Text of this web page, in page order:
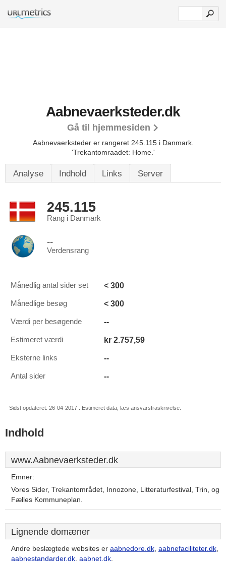
Aabnevaerksteder.dk
Gå til hjemmesiden
Aabnevaerksteder er rangeret 245.115 i Danmark.
'Trekantomraadet: Home.'
Analyse Indhold Links Server
245.115
Rang i Danmark
--
Verdensrang
Månedlig antal sider set < 300
Månedlige besøg < 300
Værdi per besøgende --
Estimeret værdi kr 2.757,59
Eksterne links --
Antal sider --
Sidst opdateret: 26-04-2017 . Estimeret data, læs ansvarsfraskrivelse.
Indhold
www.Aabnevaerksteder.dk
Emner:
Vores Sider, Trekantområdet, Innozone, Litteraturfestival, Trin, og
Fælles Kommuneplan.
Lignende domæner
Andre beslægtede websites er aabnedore.dk, aabnefaciliteter.dk,
aabnestandarder.dk, aabnet.dk.